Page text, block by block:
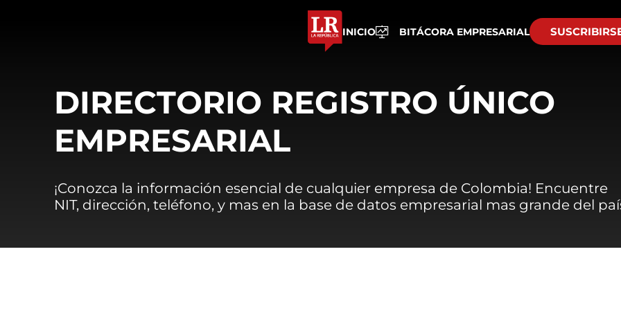
INICIO BITÁCORA EMPRESARIAL
DIRECTORIO REGISTRO ÚNICO
EMPRESARIAL
¡Conozca la información esencial de cualquier empresa de Colombia! Encuentre
NIT, dirección, teléfono, y mas en la base de datos empresarial mas grande del